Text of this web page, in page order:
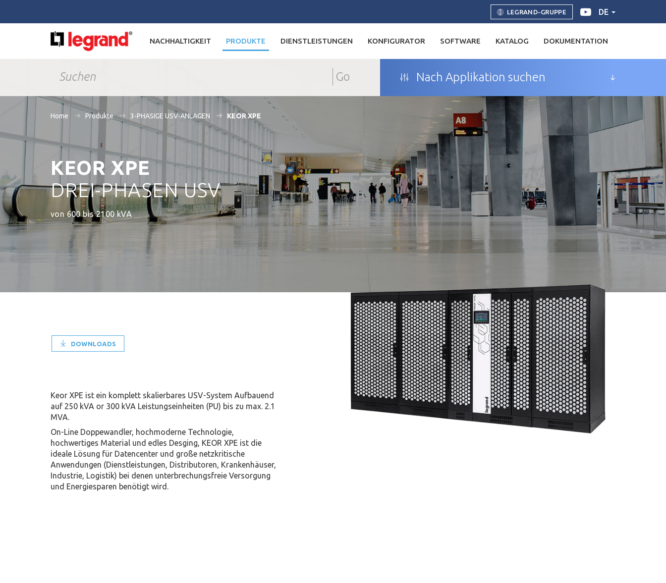
LEGRAND-GRUPPE DE
NACHHALTIGKEIT PRODUKTE DIENSTLEISTUNGEN KONFIGURATOR SOFTWARE KATALOG DOKUMENTATION
Go Nach Applikation suchen
Home Produkte 3-PHASIGE USV-ANLAGEN KEOR XPE
KEOR XPE
DREI-PHASEN USV
von 600 bis 2100 kVA
DOWNLOADS
Keor XPE ist ein komplett skalierbares USV-System Aufbauend
auf 250 kVA or 300 kVA Leistungseinheiten (PU) bis zu max. 2.1
MVA.
On-Line Doppewandler, hochmoderne Technologie,
hochwertiges Material und edles Desging, KEOR XPE ist die
ideale Lösung für Datencenter und große netzkritische
Anwendungen (Dienstleistungen, Distributoren, Krankenhäuser,
Industrie, Logistik) bei denen unterbrechungsfreie Versorgung
und Energiesparen benötigt wird.